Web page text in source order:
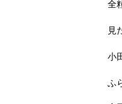
全
見
小
ふ